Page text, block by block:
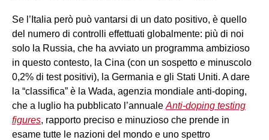
Se l’Italia però può vantarsi di un dato positivo, è quello
del numero di controlli effettuati globalmente: più di noi
solo la Russia, che ha avviato un programma ambizioso
in questo contesto, la Cina (con un sospetto e minuscolo
0,2% di test positivi), la Germania e gli Stati Uniti. A dare
la “classifica” è la Wada, agenzia mondiale anti-doping,
che a luglio ha pubblicato l’annuale Anti-doping testing
figures, rapporto preciso e minuzioso che prende in
esame tutte le nazioni del mondo e uno spettro